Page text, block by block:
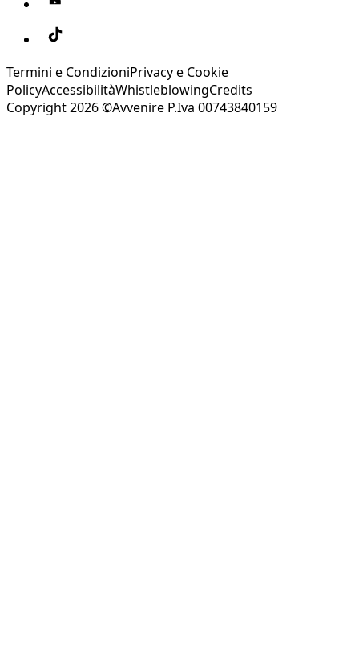
Termini e CondizioniPrivacy e Cookie
PolicyAccessibilitàWhistleblowingCredits
Copyright 2026 ©Avvenire P.Iva 00743840159